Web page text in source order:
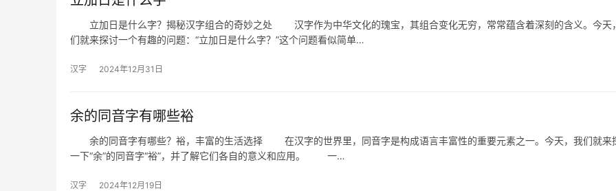
立加日是什么字？揭秘汉字组合的奇妙之处 汉字作为中华文化的瑰宝，其组合变化无穷，常常蕴含着深刻的含义。今天
们就来探讨一个有趣的问题：“立加日是什么字？”这个问题看似简单…
汉字 2024年12月31日
余的同音字有哪些裕
余的同音字有哪些？裕，丰富的生活选择 在汉字的世界里，同音字是构成语言丰富性的重要元素之一。今天，我们就来
一下“余”的同音字“裕”，并了解它们各自的意义和应用。 一…
汉字 2024年12月19日